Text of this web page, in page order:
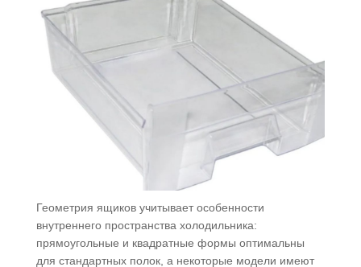
Геометрия ящиков учитывает особенности
внутреннего пространства холодильника:
прямоугольные и квадратные формы оптимальны
для стандартных полок, а некоторые модели имеют